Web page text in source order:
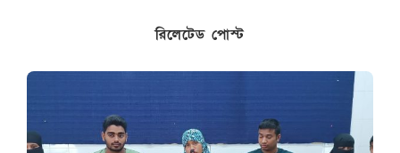
রিলেটেড পোস্ট